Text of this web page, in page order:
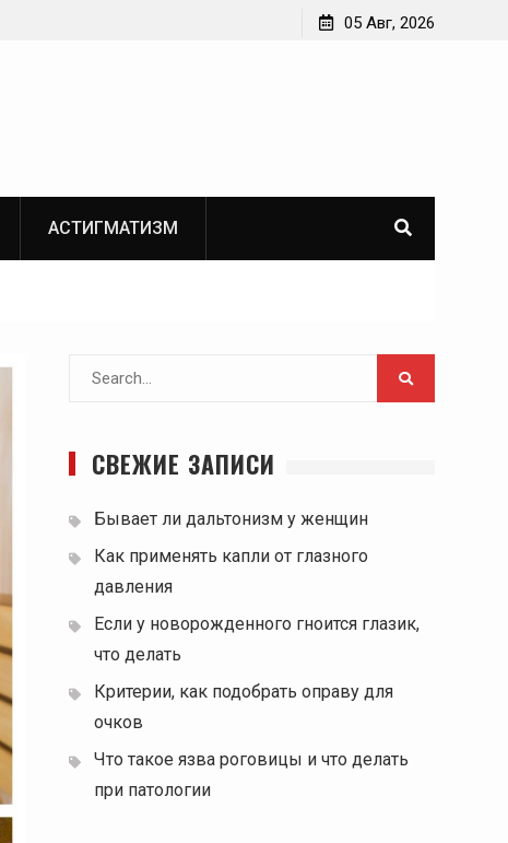
05 Авг, 2026
АСТИГМАТИЗМ
Search
СВЕЖИЕ ЗАПИСИ
Бывает ли дальтонизм у женщин
Как применять капли от глазного
давления
Если у новорожденного гноится глазик,
что делать
Критерии, как подобрать оправу для
очков
Что такое язва роговицы и что делать
при патологии